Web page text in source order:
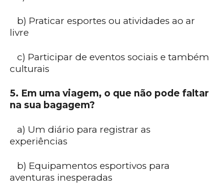
b) Praticar esportes ou atividades ao ar
livre
c) Participar de eventos sociais e também
culturais
5. Em uma viagem, o que não pode faltar
na sua bagagem?
a) Um diário para registrar as
experiências
b) Equipamentos esportivos para
aventuras inesperadas